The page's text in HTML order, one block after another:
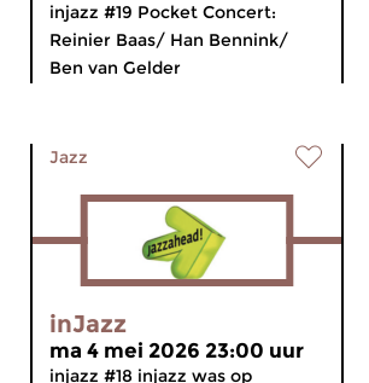
injazz #19 Pocket Concert:
Reinier Baas/ Han Bennink/
Ben van Gelder
Jazz
inJazz
ma 4 mei 2026 23:00 uur
injazz #18 injazz was op